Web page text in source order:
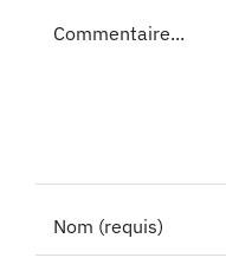
Commentaire